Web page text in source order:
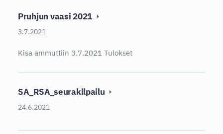
Pruhjun vaasi 2021
3.7.2021
Kisa ammuttiin 3.7.2021 Tulokset
SA_RSA_seurakilpailu
24.6.2021